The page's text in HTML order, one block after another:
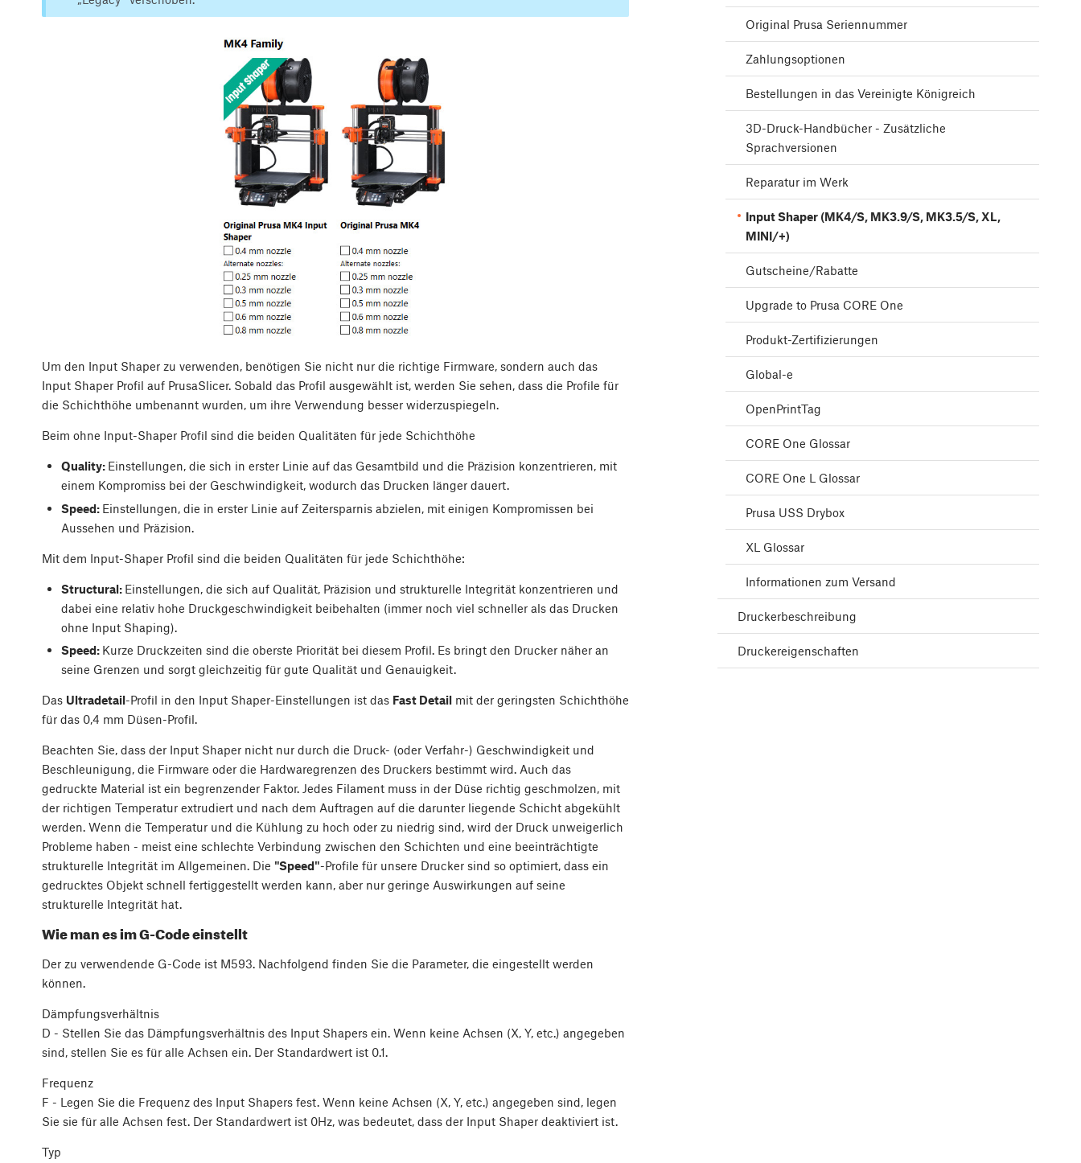
Um den Input Shaper zu verwenden, benötigen Sie nicht nur die richtige Firmware, sondern auch das
Input Shaper Profil auf PrusaSlicer. Sobald das Profil ausgewählt ist, werden Sie sehen, dass die Profile für
die Schichthöhe umbenannt wurden, um ihre Verwendung besser widerzuspiegeln.
Beim ohne Input-Shaper Profil sind die beiden Qualitäten für jede Schichthöhe
Quality: Einstellungen, die sich in erster Linie auf das Gesamtbild und die Präzision konzentrieren, mit
einem Kompromiss bei der Geschwindigkeit, wodurch das Drucken länger dauert.
Speed: Einstellungen, die in erster Linie auf Zeitersparnis abzielen, mit einigen Kompromissen bei
Aussehen und Präzision.
Mit dem Input-Shaper Profil sind die beiden Qualitäten für jede Schichthöhe:
Structural: Einstellungen, die sich auf Qualität, Präzision und strukturelle Integrität konzentrieren und
dabei eine relativ hohe Druckgeschwindigkeit beibehalten (immer noch viel schneller als das Drucken
ohne Input Shaping).
Speed: Kurze Druckzeiten sind die oberste Priorität bei diesem Profil. Es bringt den Drucker näher an
seine Grenzen und sorgt gleichzeitig für gute Qualität und Genauigkeit.
Das Ultradetail-Profil in den Input Shaper-Einstellungen ist das Fast Detail mit der geringsten Schichthöhe
für das 0,4 mm Düsen-Profil.
Beachten Sie, dass der Input Shaper nicht nur durch die Druck- (oder Verfahr-) Geschwindigkeit und
Beschleunigung, die Firmware oder die Hardwaregrenzen des Druckers bestimmt wird. Auch das
gedruckte Material ist ein begrenzender Faktor. Jedes Filament muss in der Düse richtig geschmolzen, mit
der richtigen Temperatur extrudiert und nach dem Auftragen auf die darunter liegende Schicht abgekühlt
werden. Wenn die Temperatur und die Kühlung zu hoch oder zu niedrig sind, wird der Druck unweigerlich
Probleme haben - meist eine schlechte Verbindung zwischen den Schichten und eine beeinträchtigte
strukturelle Integrität im Allgemeinen. Die "Speed"-Profile für unsere Drucker sind so optimiert, dass ein
gedrucktes Objekt schnell fertiggestellt werden kann, aber nur geringe Auswirkungen auf seine
strukturelle Integrität hat.
Wie man es im G-Code einstellt
Der zu verwendende G-Code ist M593. Nachfolgend finden Sie die Parameter, die eingestellt werden
können.
Dämpfungsverhältnis
D - Stellen Sie das Dämpfungsverhältnis des Input Shapers ein. Wenn keine Achsen (X, Y, etc.) angegeben
sind, stellen Sie es für alle Achsen ein. Der Standardwert ist 0.1.
Frequenz
F - Legen Sie die Frequenz des Input Shapers fest. Wenn keine Achsen (X, Y, etc.) angegeben sind, legen
Sie sie für alle Achsen fest. Der Standardwert ist 0Hz, was bedeutet, dass der Input Shaper deaktiviert ist.
Typ
Original Prusa Seriennummer
Zahlungsoptionen
Bestellungen in das Vereinigte Königreich
3D-Druck-Handbücher - Zusätzliche
Sprachversionen
Reparatur im Werk
Input Shaper (MK4/S, MK3.9/S, MK3.5/S, XL,
MINI/+)
Gutscheine/Rabatte
Upgrade to Prusa CORE One
Produkt-Zertifizierungen
Global-e
OpenPrintTag
CORE One Glossar
CORE One L Glossar
Prusa USS Drybox
XL Glossar
Informationen zum Versand
Druckerbeschreibung
Druckereigenschaften